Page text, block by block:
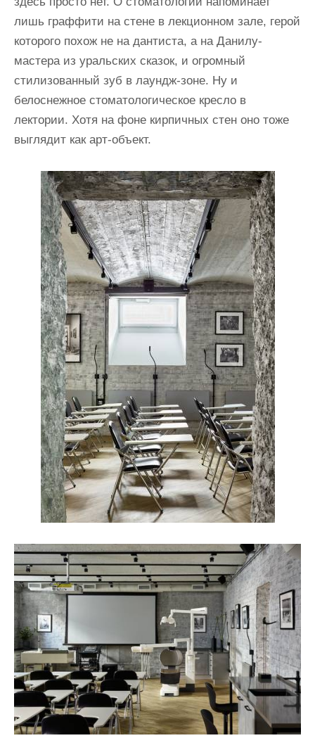
лишь граффити на стене в лекционном зале, герой
которого похож не на дантиста, а на Данилу-
мастера из уральских сказок, и огромный
стилизованный зуб в лаундж-зоне. Ну и
белоснежное стоматологическое кресло в
лектории. Хотя на фоне кирпичных стен оно тоже
выглядит как арт-объект.